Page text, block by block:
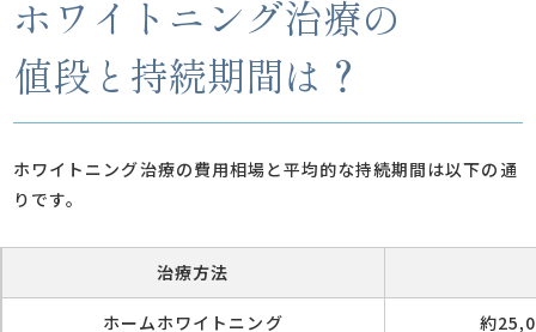
ホワイトニング治療の
値段と持続期間は？
ホワイトニング治療の費用相場と平均的な持続期間は以下の通
りです。
治療方法
ホームホワイトニング 約